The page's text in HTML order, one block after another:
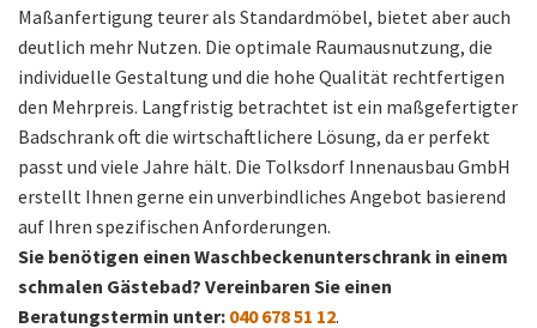
Maßanfertigung teurer als Standardmöbel, bietet aber auch
deutlich mehr Nutzen. Die optimale Raumausnutzung, die
individuelle Gestaltung und die hohe Qualität rechtfertigen
den Mehrpreis. Langfristig betrachtet ist ein maßgefertigter
Badschrank oft die wirtschaftlichere Lösung, da er perfekt
passt und viele Jahre hält. Die Tolksdorf Innenausbau GmbH
erstellt Ihnen gerne ein unverbindliches Angebot basierend
auf Ihren spezifischen Anforderungen.
Sie benötigen einen Waschbeckenunterschrank in einem
schmalen Gästebad? Vereinbaren Sie einen
Beratungstermin unter: 040 678 51 12.